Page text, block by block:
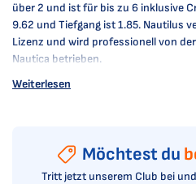
über 2 und ist für bis zu 6 inklusive
9.62 und Tiefgang ist 1.85. Nautilus
Lizenz und wird professionell von
Nautica betrieben.
Weiterlesen
Möchtest du
Tritt jetzt unserem Club bei